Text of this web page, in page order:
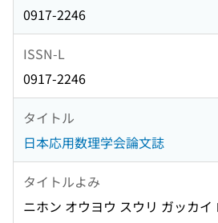
0917-2246
ISSN-L
0917-2246
タイトル
日本応用数理学会論文誌
タイトルよみ
ニホン オウヨウ スウリ ガッカイ